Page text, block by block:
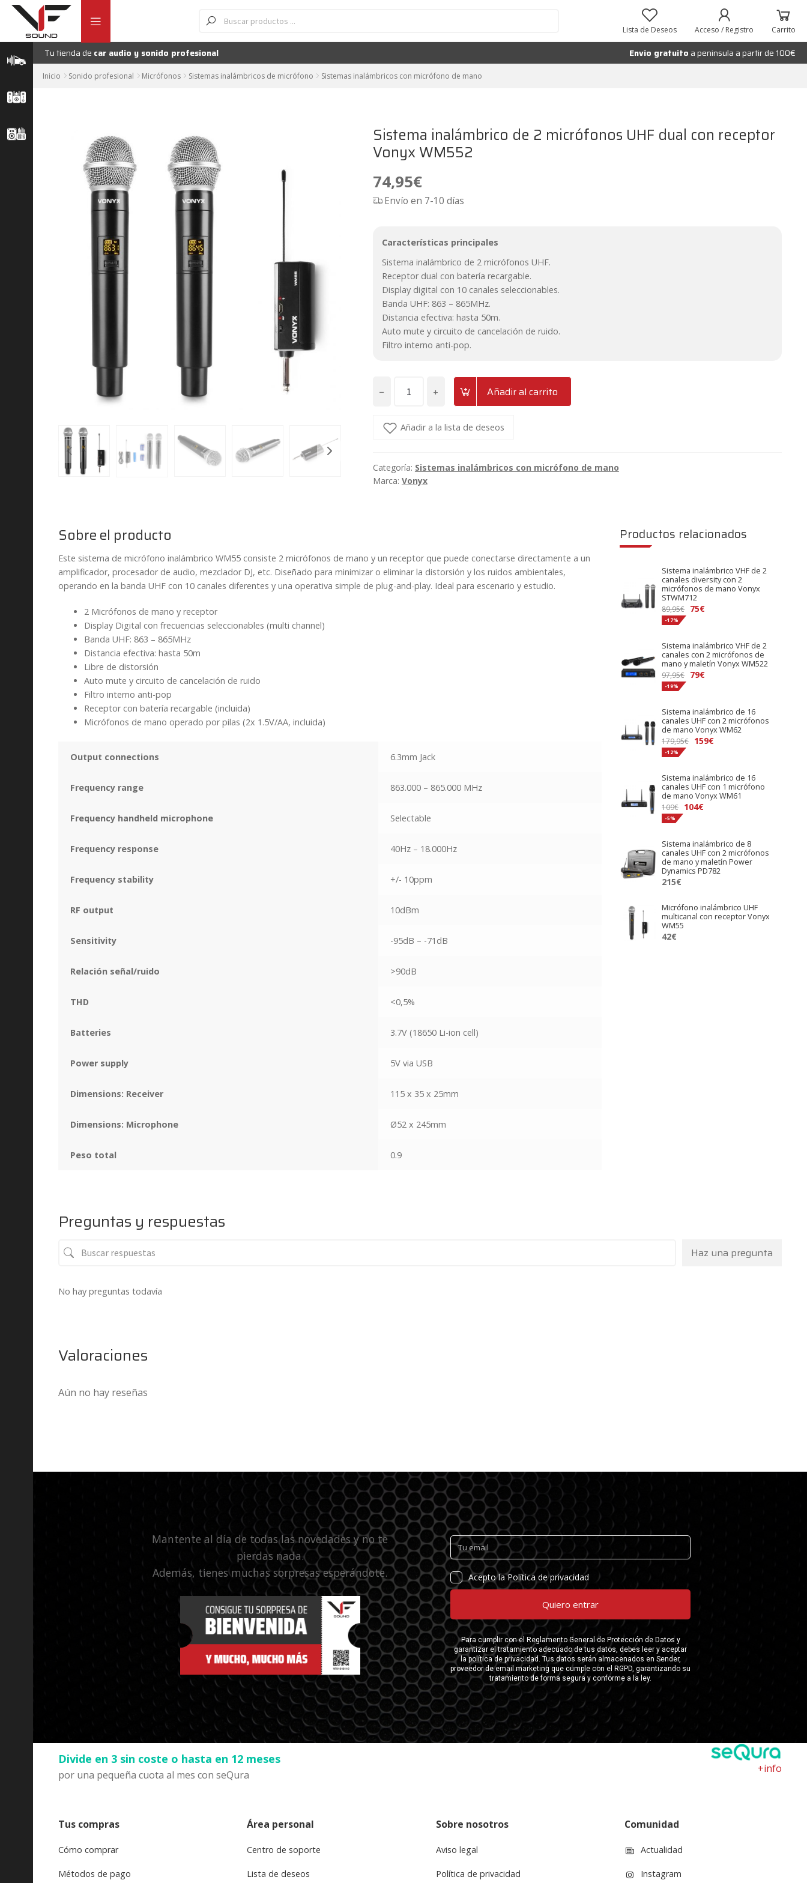
Ir
navegación
Ir
contenido
de
productos Lista de Deseos Acceso / Registro Carrito
Tu tienda de car audio y sonido profesional Envío gratuito a peninsula a partir de 100€
Inicio Sonido profesional Micrófonos Sistemas inalámbricos de micrófono Sistemas inalámbricos con micrófono de mano
Sistema inalámbrico de 2 micrófonos UHF dual con receptor
Vonyx WM552
74,95€
Envío en 7-10 días
Características principales
Sistema inalámbrico de 2 micrófonos UHF.
Receptor dual con batería recargable.
Display digital con 10 canales seleccionables.
Banda UHF: 863 – 865MHz.
Distancia efectiva: hasta 50m.
Auto mute y circuito de cancelación de ruido.
Filtro interno anti-pop.
−
Sistema
UHF
dual
cantidad
+ Añadir al carrito
Añadir a la lista de deseos
Categoría: Sistemas inalámbricos con micrófono de mano
Marca: Vonyx
Sobre el producto
Este sistema de micrófono inalámbrico WM55 consiste 2 micrófonos de mano y un receptor que puede conectarse directamente a un
amplificador, procesador de audio, mezclador DJ, etc. Diseñado para minimizar o eliminar la distorsión y los ruidos ambientales,
operando en la banda UHF con 10 canales diferentes y una operativa simple de plug-and-play. Ideal para escenario y estudio.
2 Micrófonos de mano y receptor
Display Digital con frecuencias seleccionables (multi channel)
Banda UHF: 863 – 865MHz
Distancia efectiva: hasta 50m
Libre de distorsión
Auto mute y circuito de cancelación de ruido
Filtro interno anti-pop
Receptor con batería recargable (incluida)
Micrófonos de mano operado por pilas (2x 1.5V/AA, incluida)
Output connections 6.3mm Jack
Frequency range 863.000 – 865.000 MHz
Frequency handheld microphone Selectable
Frequency response 40Hz – 18.000Hz
Frequency stability +/- 10ppm
RF output 10dBm
Sensitivity -95dB – -71dB
Relación señal/ruido >90dB
THD <0,5%
Batteries 3.7V (18650 Li-ion cell)
Power supply 5V via USB
Dimensions: Receiver 115 x 35 x 25mm
Dimensions: Microphone Ø52 x 245mm
Peso total 0.9
Productos relacionados
Sistema inalámbrico VHF de 2
canales diversity con 2
micrófonos de mano Vonyx
STWM712
89,95€
El
era:
89,95€.
75€El
es:
75€.
-17%
Sistema inalámbrico VHF de 2
canales con 2 micrófonos de
mano y maletín Vonyx WM522
97,95€
El
era:
97,95€.
79€El
es:
79€.
-19%
Sistema inalámbrico de 16
canales UHF con 2 micrófonos
de mano Vonyx WM62
179,95€
El
era:
179,95€.
159€El
es:
159€.
-12%
Sistema inalámbrico de 16
canales UHF con 1 micrófono
de mano Vonyx WM61
109€
El
precio
era:
109€.
104€El
es:
104€.
-5%
Sistema inalámbrico de 8
canales UHF con 2 micrófonos
de mano y maletín Power
Dynamics PD782
215€
Micrófono inalámbrico UHF
multicanal con receptor Vonyx
WM55
42€
Preguntas y respuestas
Haz una pregunta
No hay preguntas todavía
Valoraciones
Aún no hay reseñas
Mantente al día de todas las novedades y no te
pierdas nada.
Además, tienes muchas sorpresas esperándote.
Divide en 3 sin coste o hasta en 12 meses
por una pequeña cuota al mes con seQura
+info
Tus compras
Cómo comprar
Métodos de pago
Área personal
Centro de soporte
Lista de deseos
Sobre nosotros
Aviso legal
Política de privacidad
Comunidad
Actualidad
Instagram
Añadir al carrito